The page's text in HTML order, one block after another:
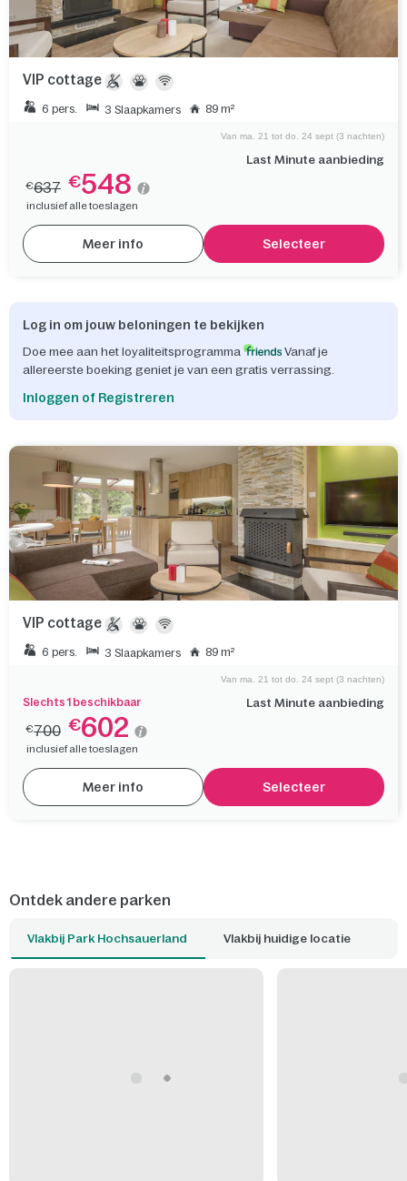
VIP cottage
6 pers. 3 Slaapkamers 89 m²
Last Minute aanbieding
Van ma. 21 tot do. 24 sept (3 nachten)
€637 €548
inclusief alle toeslagen
Meer info Selecteer
Log in om jouw beloningen te bekijken
Doe mee aan het loyaliteitsprogramma
Vanaf je
allereerste boeking geniet je van een gratis verrassing.
Inloggen of Registreren
VIP cottage
6 pers. 3 Slaapkamers 89 m²
Slechts 1 beschikbaar Last Minute aanbieding
Van ma. 21 tot do. 24 sept (3 nachten)
€700 €602
inclusief alle toeslagen
Meer info Selecteer
Ontdek andere parken
Vlakbij Park Hochsauerland Vlakbij huidige locatie